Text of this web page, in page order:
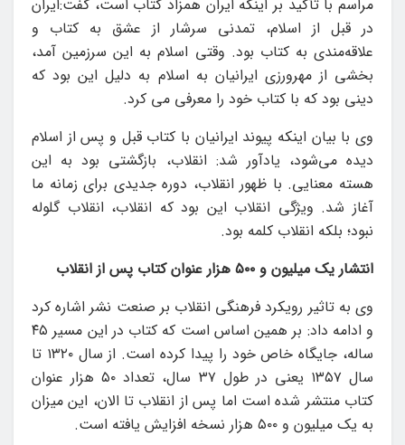
مراسم با تأکید بر اینکه ایران همزاد کتاب است، گفت:ایران
در قبل از اسلام، تمدنی سرشار از عشق به کتاب و
علاقه‌مندی به کتاب بود. وقتی اسلام به این سرزمین آمد،
بخشی از مهرورزی ایرانیان به اسلام به دلیل این بود که
دینی بود که با کتاب خود را معرفی می کرد.
وی با بیان اینکه پیوند ایرانیان با کتاب قبل و پس از اسلام
دیده می‌شود، یادآور شد: انقلاب، بازگشتی بود به این
هسته معنایی. با ظهور انقلاب، دوره جدیدی برای زمانه ما
آغاز شد. ویژگی انقلاب این بود که انقلاب، انقلاب گلوله
نبود؛ بلکه انقلاب کلمه بود.
انتشار یک میلیون و ۵۰۰ هزار عنوان کتاب پس از انقلاب
وی به تاثیر رویکرد فرهنگی انقلاب بر صنعت نشر اشاره کرد
و ادامه داد: بر همین اساس است که کتاب در این مسیر ۴۵
ساله، جایگاه خاص خود را پیدا کرده است. از سال ۱۳۲۰ تا
سال ۱۳۵۷ یعنی در طول ۳۷ سال، تعداد ۵۰ هزار عنوان
کتاب منتشر شده است اما پس از انقلاب تا الان، این میزان
به یک میلیون و ۵۰۰ هزار نسخه افزایش یافته است.